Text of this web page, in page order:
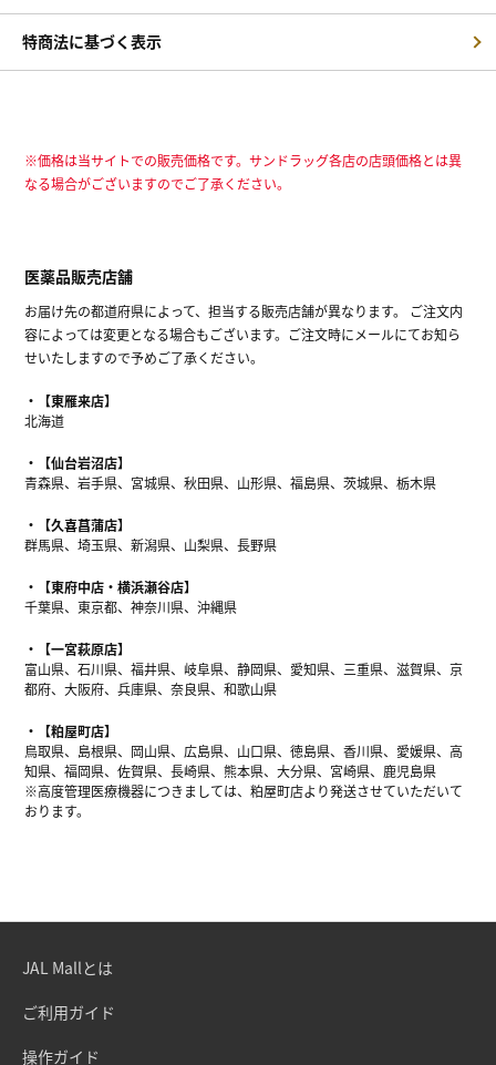
特商法に基づく表示
※価格は当サイトでの販売価格です。サンドラッグ各店の店頭価格とは異
なる場合がございますのでご了承ください。
医薬品販売店舗
お届け先の都道府県によって、担当する販売店舗が異なります。 ご注文内
容によっては変更となる場合もございます。ご注文時にメールにてお知ら
せいたしますので予めご了承ください。
【東雁来店】
北海道
【仙台岩沼店】
青森県、岩手県、宮城県、秋田県、山形県、福島県、茨城県、栃木県
【久喜菖蒲店】
群馬県、埼玉県、新潟県、山梨県、長野県
【東府中店・横浜瀬谷店】
千葉県、東京都、神奈川県、沖縄県
【一宮萩原店】
富山県、石川県、福井県、岐阜県、静岡県、愛知県、三重県、滋賀県、京
都府、大阪府、兵庫県、奈良県、和歌山県
【粕屋町店】
鳥取県、島根県、岡山県、広島県、山口県、徳島県、香川県、愛媛県、高
知県、福岡県、佐賀県、長崎県、熊本県、大分県、宮崎県、鹿児島県
※高度管理医療機器につきましては、粕屋町店より発送させていただいて
おります。
JAL Mallとは
ご利用ガイド
操作ガイド